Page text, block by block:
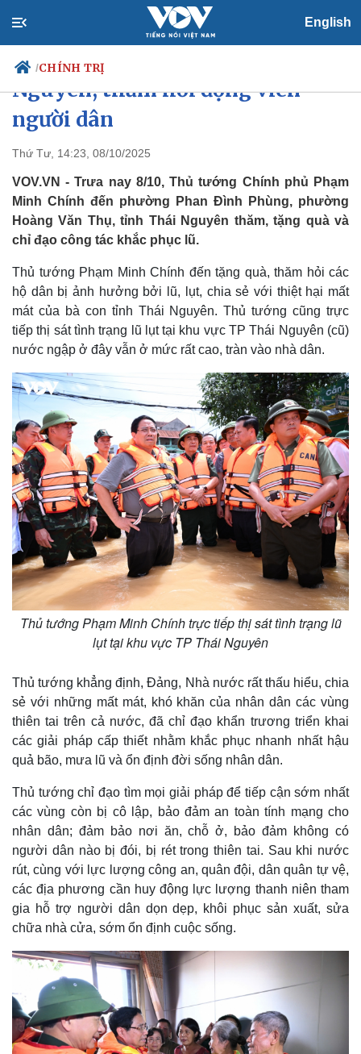
English
/CHÍNH TRỊ
Chính trị
Tổ chức nhân sự
Quốc hội
Nhận diện sự thật
Tin 24h
Dự báo thời tiết
Giáo dục
Dấu ấn VOV
Việc làm
Thủ tướng thị sát vùng lũ Thái
Nguyên, thăm hỏi động viên
người dân
Thứ Tư, 14:23, 08/10/2025
VOV.VN - Trưa nay 8/10, Thủ tướng Chính phủ Phạm
Minh Chính đến phường Phan Đình Phùng, phường
Hoàng Văn Thụ, tỉnh Thái Nguyên thăm, tặng quà và
chỉ đạo công tác khắc phục lũ.
Thủ tướng Phạm Minh Chính đến tặng quà, thăm hỏi các
hộ dân bị ảnh hưởng bởi lũ, lụt, chia sẻ với thiệt hại mất
mát của bà con tỉnh Thái Nguyên. Thủ tướng cũng trực
tiếp thị sát tình trạng lũ lụt tại khu vực TP Thái Nguyên (cũ)
nước ngập ở đây vẫn ở mức rất cao, tràn vào nhà dân.
Thủ tướng Phạm Minh Chính trực tiếp thị sát tình trạng lũ
lụt tại khu vực TP Thái Nguyên
Thủ tướng khẳng định, Đảng, Nhà nước rất thấu hiểu, chia
sẻ với những mất mát, khó khăn của nhân dân các vùng
thiên tai trên cả nước, đã chỉ đạo khẩn trương triển khai
các giải pháp cấp thiết nhằm khắc phục nhanh nhất hậu
quả bão, mưa lũ và ổn định đời sống nhân dân.
Thủ tướng chỉ đạo tìm mọi giải pháp để tiếp cận sớm nhất
các vùng còn bị cô lập, bảo đảm an toàn tính mạng cho
nhân dân; đảm bảo nơi ăn, chỗ ở, bảo đảm không có
người dân nào bị đói, bị rét trong thiên tai. Sau khi nước
rút, cùng với lực lượng công an, quân đội, dân quân tự vệ,
các địa phương cần huy động lực lượng thanh niên tham
gia hỗ trợ người dân dọn dẹp, khôi phục sản xuất, sửa
chữa nhà cửa, sớm ổn định cuộc sống.